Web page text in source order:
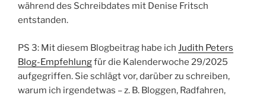
während des Schreibdates mit Denise Fritsch
entstanden.
PS 3: Mit diesem Blogbeitrag habe ich Judith Peters
Blog-Empfehlungfür die Kalenderwoche 29/2025
aufgegriffen. Sie schlägt vor, darüber zu schreiben,
warum ich irgendetwas – z. B. Bloggen, Radfahren,